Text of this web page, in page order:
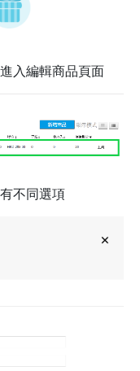
入編輯商品頁面
不同選項